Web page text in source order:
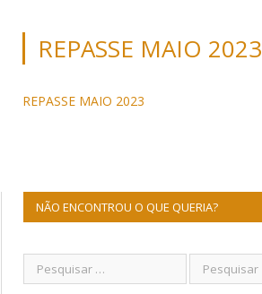
REPASSE MAIO 2023
REPASSE MAIO 2023
NÃO ENCONTROU O QUE QUERIA?